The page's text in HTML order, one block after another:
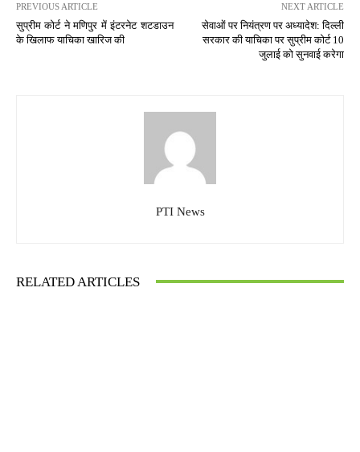
PREVIOUS ARTICLE
सुप्रीम कोर्ट ने मणिपुर में इंटरनेट शटडाउन
के खिलाफ याचिका खारिज की
NEXT ARTICLE
सेवाओं पर नियंत्रण पर अध्यादेश: दिल्ली
सरकार की याचिका पर सुप्रीम कोर्ट 10
जुलाई को सुनवाई करेगा
PTI News
RELATED ARTICLES